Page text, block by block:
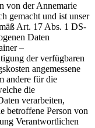
von der Annemarie
gemacht und ist unser
Art. 17 Abs. 1 DS-
Daten
–
der verfügbaren
angemessene
andere für die
die
verarbeiten,
betroffene Person von
Verantwortlichen